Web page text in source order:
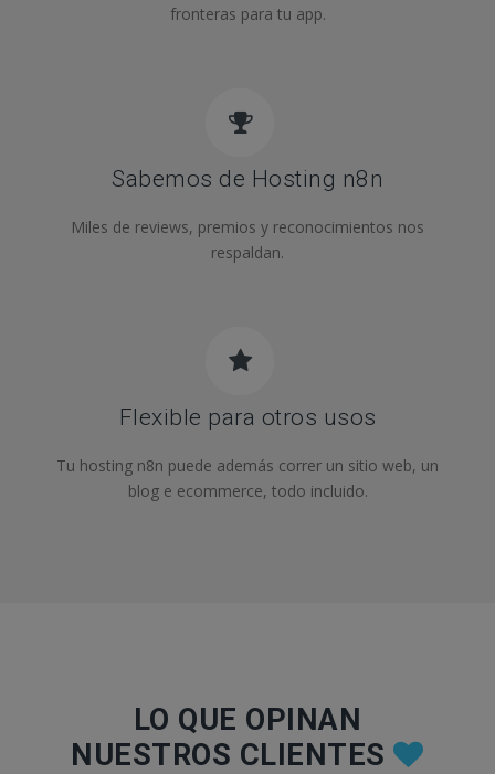
fronteras para tu app.
Sabemos de Hosting n8n
Miles de reviews, premios y reconocimientos nos
respaldan.
Flexible para otros usos
Tu hosting n8n puede además correr un sitio web, un
blog e ecommerce, todo incluido.
LO QUE OPINAN
NUESTROS CLIENTES